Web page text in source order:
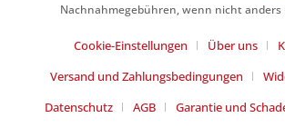
Nachnahmegebühren, wenn nicht anders
Cookie-Einstellungen Über uns
Versand und Zahlungsbedingungen
Datenschutz
AGB
Garantie und